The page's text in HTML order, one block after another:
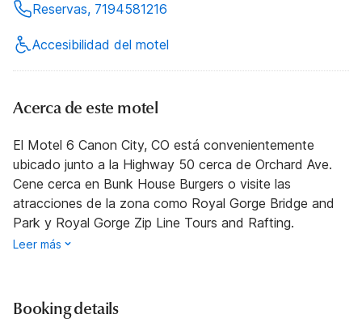
Reservas, 7194581216
Accesibilidad del motel
Acerca de este motel
El Motel 6 Canon City, CO está convenientemente
ubicado junto a la Highway 50 cerca de Orchard Ave.
Cene cerca en Bunk House Burgers o visite las
atracciones de la zona como Royal Gorge Bridge and
Park y Royal Gorge Zip Line Tours and Rafting.
Leer más
Booking details